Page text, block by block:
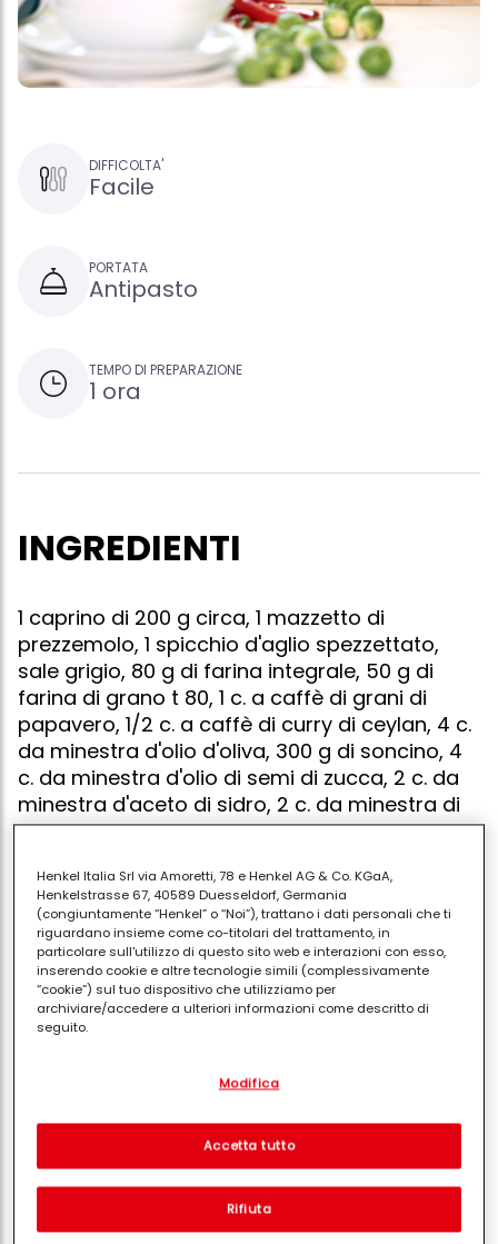
DIFFICOLTA'
Facile
PORTATA
Antipasto
TEMPO DI PREPARAZIONE
1 ora
INGREDIENTI
1 caprino di 200 g circa, 1 mazzetto di
prezzemolo, 1 spicchio d'aglio spezzettato,
sale grigio, 80 g di farina integrale, 50 g di
farina di grano t 80, 1 c. a caffè di grani di
papavero, 1/2 c. a caffè di curry di ceylan, 4 c.
da minestra d'olio d'oliva, 300 g di soncino, 4
c. da minestra d'olio di semi di zucca, 2 c. da
minestra d'aceto di sidro, 2 c. da minestra di
semi di zucca arrostiti
Lavare, essiccare e sfogliare il prezzemolo, quindi
spezzettare finemente.in una ciotola, mescolare
l'aglio spezzettato, il caprino ed il prezzemolo.
salare.preparare i crackers: mescolate le farine con il
papavero, il curry ed alcuni pizzichi di
aggiungere un pò di acqua per ottenere una pasta.
lasciarla riposare 30 mn almeno.preriscaldare il forno
a 170°. dispiegare finemente la pasta con un
mattarello leggermente infarinato, quindi ritagliare i
crackers a forma di triangolo o di rettangolo. lasciare
cucinare 15 mn al forno e raffreddarli su una
Henkel Italia Srl via Amoretti, 78 e Henkel AG & Co. KGaA,
Henkelstrasse 67, 40589 Duesseldorf, Germania
(congiuntamente “Henkel” o “Noi”), trattano i dati personali che ti
riguardano insieme come co-titolari del trattamento, in
particolare sull'utilizzo di questo sito web e interazioni con esso,
inserendo cookie e altre tecnologie simili (complessivamente
“cookie”) sul tuo dispositivo che utilizziamo per
archiviare/accedere a ulteriori informazioni come descritto di
seguito.
separati o co-titolari come indicato nella nostra Informativa sulla
pixel, impronte digitali e tecnologie simili" utilizzeremo anche
cookie ed elaboreremo i dati relativi a te per
di questo sito Web e le tue interazioni commerciali con noi
(rispettivamente dell'azienda per cui lavori) per) e su tale base
Modifica
Rifiuta
Accetta tutto